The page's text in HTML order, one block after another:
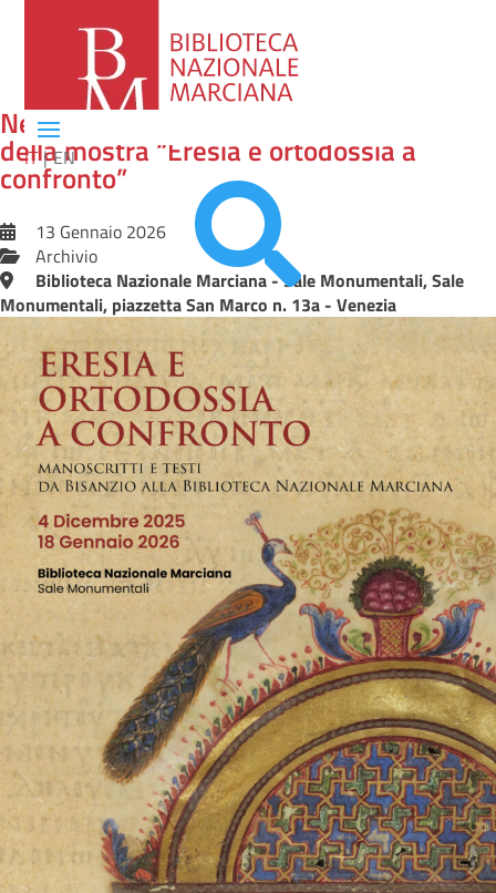
IT EN

Nel laboratorio dei filologi. Il backstage
della mostra “Eresia e ortodossia a
confronto”
13 Gennaio 2026
Archivio
Biblioteca Nazionale Marciana - Sale Monumentali, Sale
Monumentali, piazzetta San Marco n. 13a - Venezia